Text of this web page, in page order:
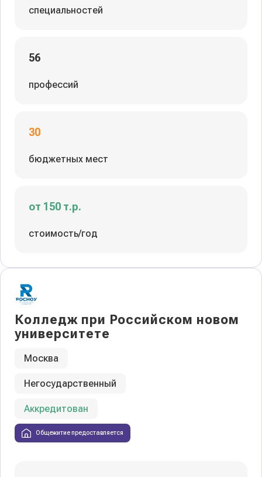
специальностей
56
профессий
30
бюджетных мест
от 150 т.р.
стоимость/год
Колледж при Российском новом
университете
Москва
Негосударственный
Аккредитован
Общежитие предоставляется